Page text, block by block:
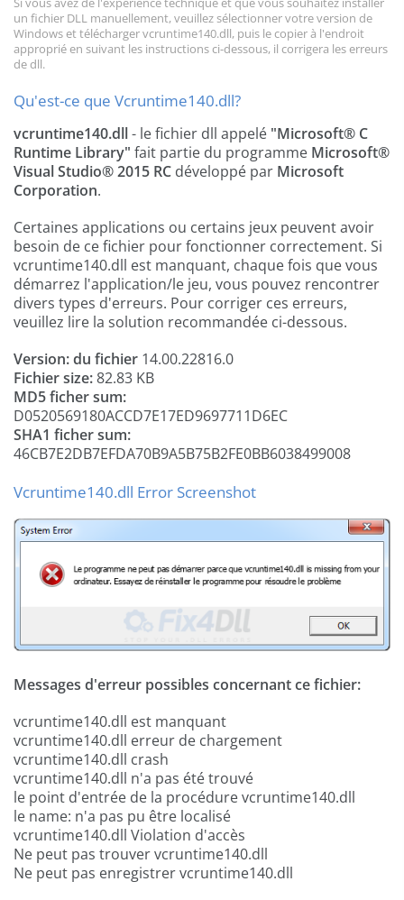
un fichier DLL manuellement, veuillez sélectionner votre version de
Windows et télécharger vcruntime140.dll, puis le copier à l'endroit
approprié en suivant les instructions ci-dessous, il corrigera les erreurs
de dll.
Qu'est-ce que Vcruntime140.dll?
vcruntime140.dll- le fichier dll appelé "Microsoft® C
Runtime Library" fait partie du programme Microsoft®
Visual Studio® 2015 RC développé par Microsoft
Corporation.
Certaines applications ou certains jeux peuvent avoir
besoin de ce fichier pour fonctionner correctement. Si
vcruntime140.dll est manquant, chaque fois que vous
démarrez l'application/le jeu, vous pouvez rencontrer
divers types d'erreurs. Pour corriger ces erreurs,
veuillez lire la solution recommandée ci-dessous.
Version: du fichier 14.00.22816.0
Fichier size:82.83 KB
MD5 ficher sum:
D0520569180ACCD7E17ED9697711D6EC
SHA1 ficher sum:
46CB7E2DB7EFDA70B9A5B75B2FE0BB6038499008
Vcruntime140.dll Error Screenshot
Messages d'erreur possibles concernant ce fichier:
vcruntime140.dll est manquant
vcruntime140.dll erreur de chargement
vcruntime140.dll crash
vcruntime140.dll n'a pas été trouvé
le point d'entrée de la procédure vcruntime140.dll
le name: n'a pas pu être localisé
vcruntime140.dll Violation d'accès
Ne peut pas trouver vcruntime140.dll
Ne peut pas enregistrer vcruntime140.dll